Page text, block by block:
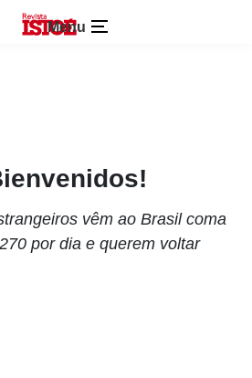
Menu
vêm ao Brasil coma
por dia e querem voltar